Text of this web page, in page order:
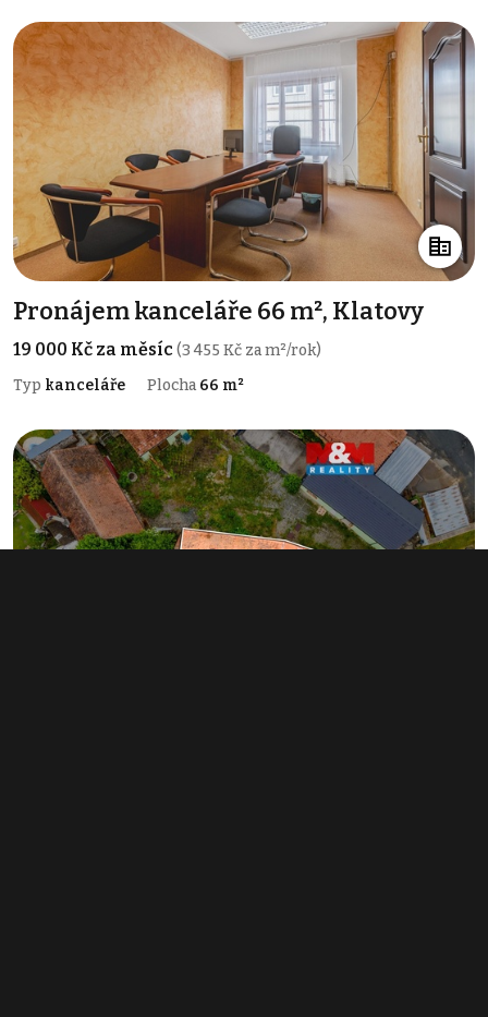
Pronájem kanceláře 66 m², Klatovy
19 000 Kč za měsíc(3 455 Kč za m²/rok)
Typ kanceláře Plocha 66 m²